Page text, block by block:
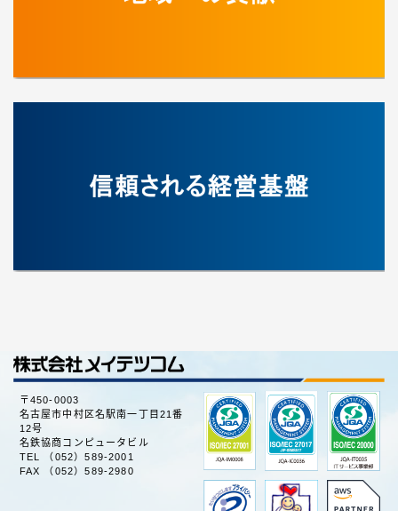
〒450-0003
名古屋市中村区名駅南一丁目21番
12号
名鉄協商コンピュータビル
TEL （052）589-2001
FAX （052）589-2980